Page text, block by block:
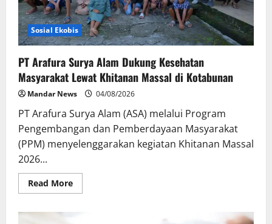
Sosial Ekobis
PT Arafura Surya Alam Dukung Kesehatan
Masyarakat Lewat Khitanan Massal di Kotabunan
Mandar News 04/08/2026
PT Arafura Surya Alam (ASA) melalui Program
Pengembangan dan Pemberdayaan Masyarakat
(PPM) menyelenggarakan kegiatan Khitanan Massal
2026...
Read MoreRead
more